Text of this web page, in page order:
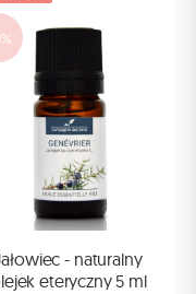
- naturalny
eteryczny 5 ml